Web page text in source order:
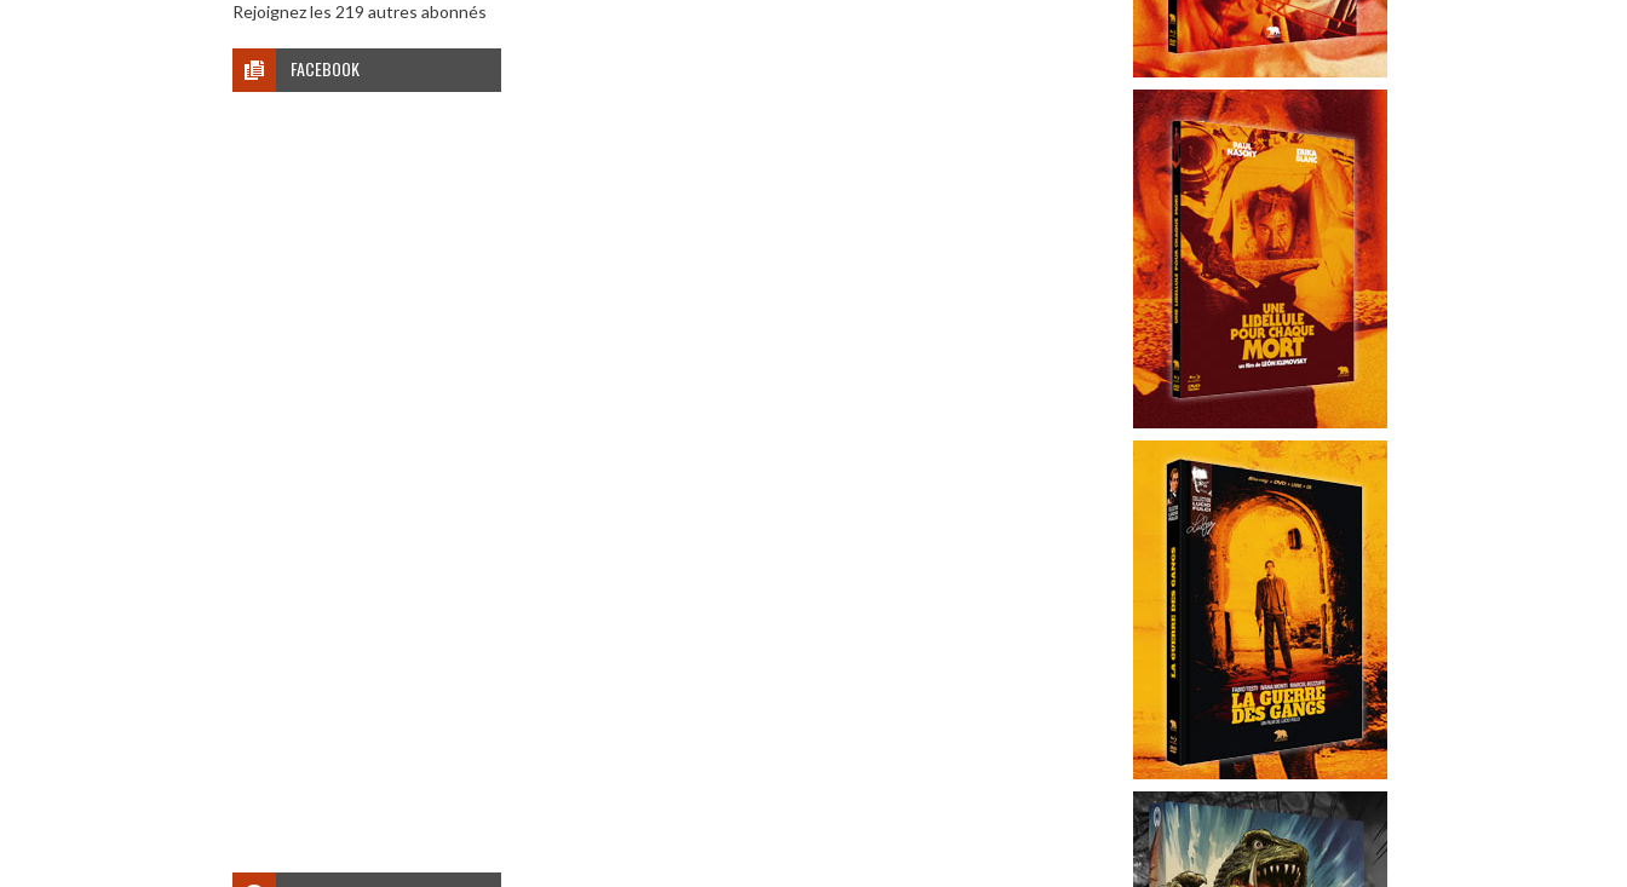
Rejoignez les 219 autres abonnés
FACEBOOK